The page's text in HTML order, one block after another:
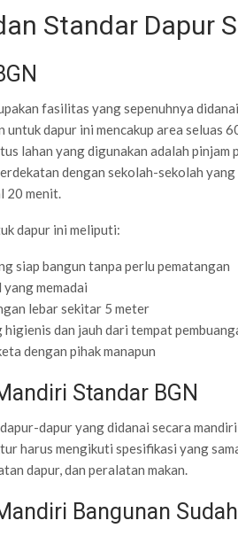
Standar Dapur
fasilitas yang sepenuhnya
untuk dapur ini mencakup area
lahan yang digunakan adalah
dengan sekolah-sekolah
20 menit.
dapur ini meliputi:
siap bangun tanpa perlu pematangan
memadai
lebar sekitar 5 meter
higienis dan jauh dari tempat
dengan pihak manapun
Standar BGN
dapur yang didanai secara
harus mengikuti spesifikasi yang
dapur, dan peralatan makan.
Bangunan